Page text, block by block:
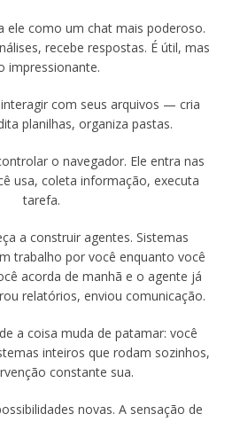
ele como um chat mais poderoso.
recebe respostas. É útil, mas
impressionante.
com seus arquivos — cria
planilhas, organiza pastas.
o navegador. Ele entra nas
usa, coleta informação, executa
tarefa.
a construir agentes. Sistemas
trabalho por você enquanto você
acorda de manhã e o agente já
relatórios, enviou comunicação.
a coisa muda de patamar: você
inteiros que rodam sozinhos,
constante sua.
novas. A sensação de